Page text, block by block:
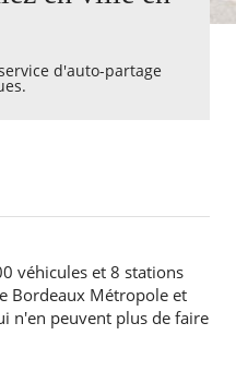
Watt
d'auto-partage
véhicules et 8 stations
Bordeaux Métropoleet
n'en peuvent plus de faire